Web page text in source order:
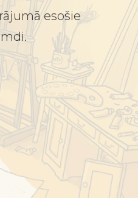
esošie